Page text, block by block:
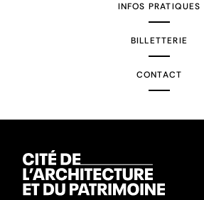
INFOS PRATIQUES
BILLETTERIE
CONTACT